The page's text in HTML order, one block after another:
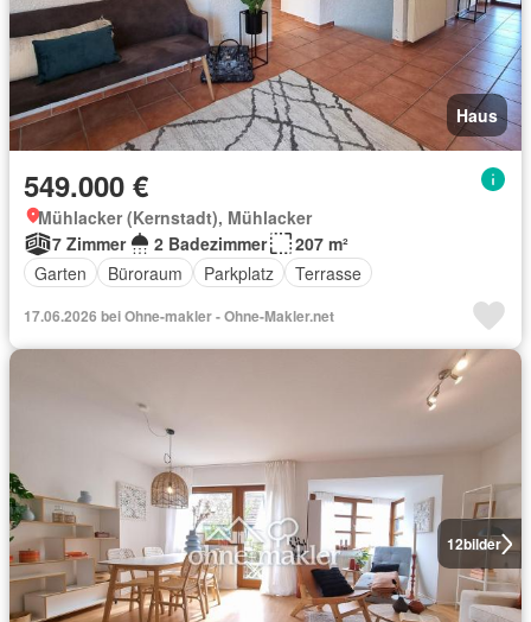
Haus
549.000 €
Mühlacker (Kernstadt), Mühlacker
7 Zimmer
2 Badezimmer
207 m²
Garten
Büroraum Parkplatz Terrasse
17.06.2026 bei Ohne-makler - Ohne-Makler.net
12bilder